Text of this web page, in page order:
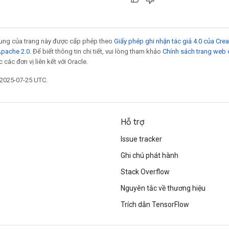
của trang này được cấp phép theo Giấy phép ghi nhận tác giả 4.0 của
2.0 . Để biết thông tin chi tiết, vui lòng tham khảo Chính sách trang web
đơn vị liên kết với Oracle.
07-25 UTC.
Hỗ trợ
Issue tracker
Ghi chú phát hành
Stack Overflow
Nguyên tắc về thương hiệu
Trích dẫn TensorFlow